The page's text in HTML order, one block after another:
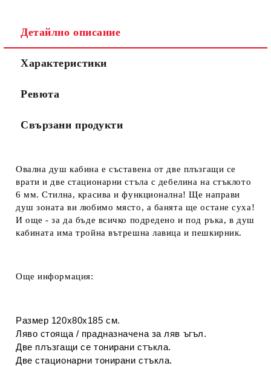
Детайлно описание
Характеристики
Ревюта
Свързани продукти
Овална душ кабина е съставена от две плъзгащи се
врати и две стационарни стъла с дебелина на стъклото
6 мм.Стилна, красива и функционална! Ще направи
душ зоната ви любимо място, а банята ще остане суха!
И още - за да бъде всичко подредено и под ръка, в душ
кабината има тройна вътрешна лавица и пешкирник.
Още информация:
Размер 120х80х185 см.
Ляво стояща / прадназначена за ляв ъгъл.
Две плъзгащи се тонирани стъкла.
Две стационарни тонирани стъкла.